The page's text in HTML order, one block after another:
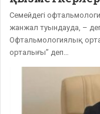
Семейдегі
жанжал туындауда, –
Офтальмологиялық
орталығы” деп…